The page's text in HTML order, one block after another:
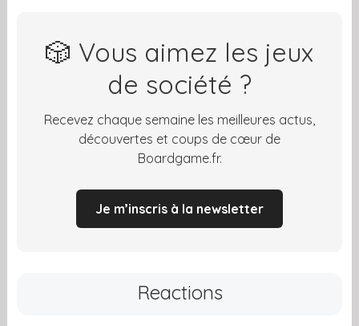
🎲 Vous aimez les jeux
de société ?
Recevez chaque semaine les meilleures actus,
découvertes et coups de cœur de
Boardgame.fr.
Je m’inscris à la newsletter
Reactions